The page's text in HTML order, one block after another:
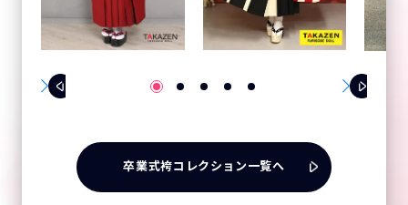
卒業式袴コレクション一覧へ